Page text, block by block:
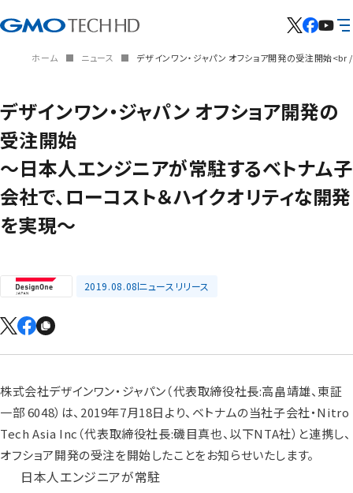
ホーム ニュース デザインワン・ジャパン オフショア開発の受注開始
デザインワン・ジャパン オフショア開発の
受注開始
～日本人エンジニアが常駐するベトナム子
会社で、ローコスト＆ハイクオリティな開発
を実現～
2019.08.08ニュースリリース
株式会社デザインワン・ジャパン（代表取締役社長:高畠靖雄、東証
一部 6048）は、2019年7月18日より、ベトナムの当社子会社・Nitro
Tech Asia Inc（代表取締役社長:磯目真也、以下NTA社）と連携し、
オフショア開発の受注を開始したことをお知らせいたします。
日本人エンジニアが常駐